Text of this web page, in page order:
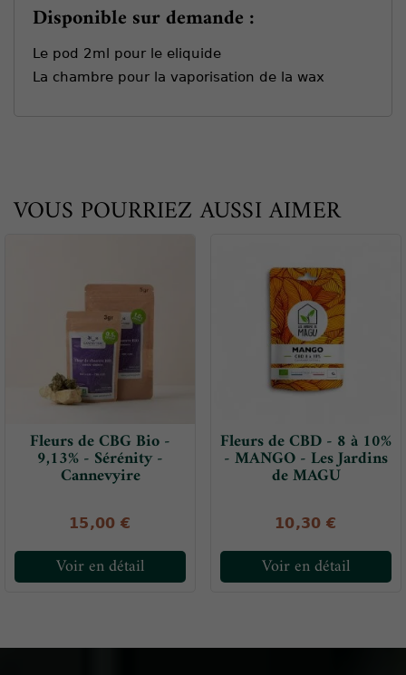
Disponible sur demande :
Le pod 2ml pour le eliquide
La chambre pour la vaporisation de la wax
VOUS POURRIEZ AUSSI AIMER
Fleurs de CBG Bio -
9,13% - Sérénity -
Cannevyire
15,00 €
Voir en détail
Fleurs de CBD - 8 à 10%
- MANGO - Les Jardins
de MAGU
10,30 €
Voir en détail